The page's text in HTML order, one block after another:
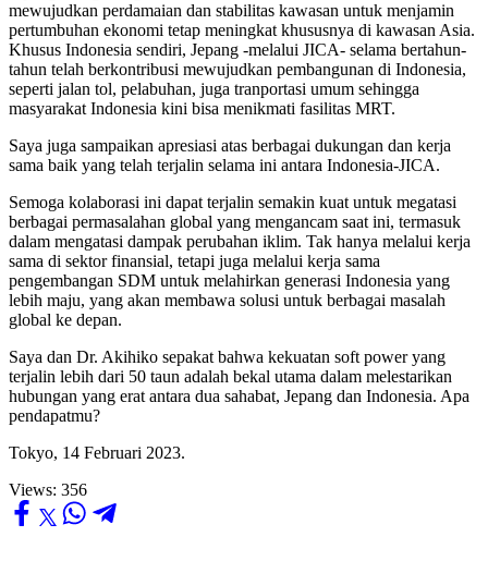
mewujudkan perdamaian dan stabilitas kawasan untuk menjamin
pertumbuhan ekonomi tetap meningkat khususnya di kawasan Asia.
Khusus Indonesia sendiri, Jepang -melalui JICA- selama bertahun-
tahun telah berkontribusi mewujudkan pembangunan di Indonesia,
seperti jalan tol, pelabuhan, juga tranportasi umum sehingga
masyarakat Indonesia kini bisa menikmati fasilitas MRT.
Saya juga sampaikan apresiasi atas berbagai dukungan dan kerja
sama baik yang telah terjalin selama ini antara Indonesia-JICA.
Semoga kolaborasi ini dapat terjalin semakin kuat untuk megatasi
berbagai permasalahan global yang mengancam saat ini, termasuk
dalam mengatasi dampak perubahan iklim. Tak hanya melalui kerja
sama di sektor finansial, tetapi juga melalui kerja sama
pengembangan SDM untuk melahirkan generasi Indonesia yang
lebih maju, yang akan membawa solusi untuk berbagai masalah
global ke depan.
Saya dan Dr. Akihiko sepakat bahwa kekuatan soft power yang
terjalin lebih dari 50 taun adalah bekal utama dalam melestarikan
hubungan yang erat antara dua sahabat, Jepang dan Indonesia. Apa
pendapatmu?
Tokyo, 14 Februari 2023.
Views: 356